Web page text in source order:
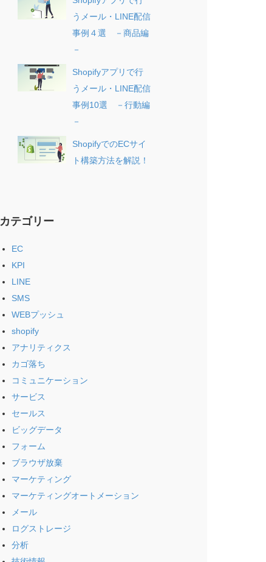
うメール・LINE配信
事例４選 －商品編
－
Shopifyアプリで行
うメール・LINE配信
事例10選 －行動編
－
ShopifyでのECサイ
ト構築方法を解説！
カテゴリー
EC
KPI
LINE
SMS
WEBプッシュ
shopify
アナリティクス
カゴ落ち
コミュニケーション
サービス
セールス
ビッグデータ
フォーム
ブラウザ放棄
マーケティング
マーケティングオートメーション
メール
ログストレージ
分析